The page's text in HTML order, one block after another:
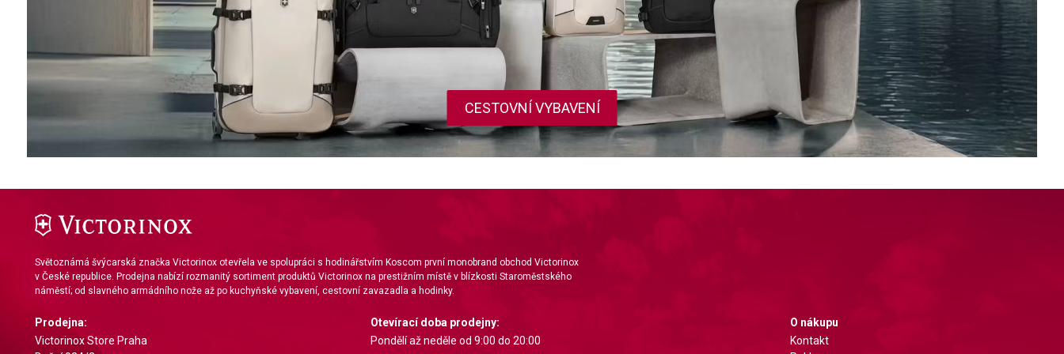
CESTOVNÍ VYBAVENÍ
Světoznámá švýcarská značka Victorinox otevřela ve spolupráci s hodinářstvím Koscom první monobrand obchod Victorinox
v České republice. Prodejna nabízí rozmanitý sortiment produktů Victorinox na prestižním místě v blízkosti Staroměstského
náměstí; od slavného armádního nože až po kuchyňské vybavení, cestovní zavazadla a hodinky.
Prodejna:
Victorinox Store Praha
Otevírací doba prodejny:
Pondělí až neděle od 9:00 do 20:00
O nákupu
Kontakt